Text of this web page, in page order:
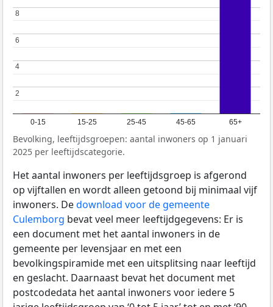
0-15 15-25 25-45 45-65 65+
2
2
4
4
6
6
8
8
Bevolking, leeftijdsgroepen: aantal inwoners op 1 januari
2025 per leeftijdscategorie.
Het aantal inwoners per leeftijdsgroep is afgerond
op vijftallen en wordt alleen getoond bij minimaal vijf
inwoners. Dedownload voor de gemeente
Culemborg bevat veel meer leeftijdgegevens: Er is
een document met het aantal inwoners in de
gemeente per levensjaar en met een
bevolkingspiramide met een uitsplitsing naar leeftijd
en geslacht. Daarnaast bevat het document met
postcodedata het aantal inwoners voor iedere 5